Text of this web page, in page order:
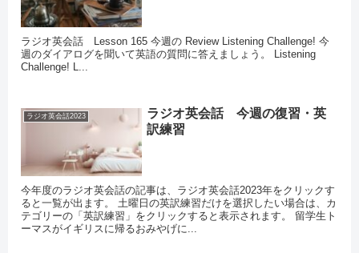
ラジオ英会話 Lesson 165 今週の Review Listening Challenge! 今
週のダイアログを聞いて英語の質問に答えましょう。 Listening
Challenge! L...
ラジオ英会話2023
ラジオ英会話 今週の復習・英
訳練習
今年度のラジオ英会話の記事は、ラジオ英会話2023年をクリックす
ると一覧が出ます。 土曜日の英訳練習だけを選択したい場合は、カ
テゴリーの「英訳練習」をクリックすると表示されます。 留学生ト
ーマスがイギリスに帰るおみやげに...